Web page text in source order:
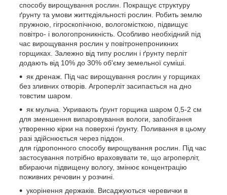
способу вирощування рослин. Покращує структуру
ґрунту та умови життєдіяльності рослин. Робить землю
пружною, гігроскопічною, вологомісткою, підвищує
повітро- і вологопроникність. Особливо необхідний під
час вирощування рослин у повітронепроникних
горщиках. Залежно від типу рослин і ґрунту перліт
додають від 10% до 30% об'єму земельної суміші.
як дренаж. Під час вирощування рослин у горщиках
без зливних отворів. Агроперліт засипається на дно
товстим шаром.
як мульча. Укривають ґрунт горщика шаром 0,5-2 см
для зменшення випаровування вологи, запобігання
утворенню кірки на поверхні ґрунту. Поливання в цьому
разі здійснюється через піддон.
для гідропонного способу вирощування рослин. Під час
застосування потрібно враховувати те, що агроперліт,
вбираючи підвищену вологу, змінює концентрацію
поживних речовин у розчині.
укорінення держаків. Висаджуються черевички в